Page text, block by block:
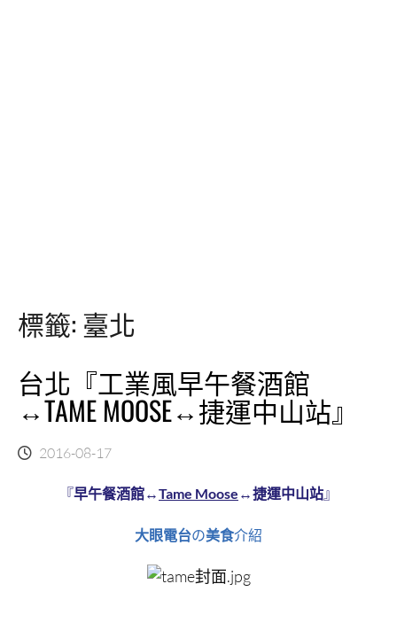
標籤: 臺北
台北『工業風早午餐酒館
↔TAME MOOSE↔捷運中山站』
2016-08-17
『早午餐酒館↔Tame Moose ↔捷運中山站』
大眼電台の美食介紹